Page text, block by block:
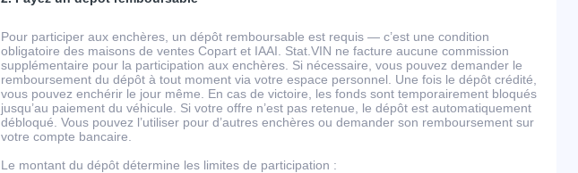
Pour participer aux enchères, un dépôt remboursable est requis — c’est une condition
obligatoire des maisons de ventes Copart et IAAI. Stat.VIN ne facture aucune commission
supplémentaire pour la participation aux enchères. Si nécessaire, vous pouvez demander le
remboursement du dépôt à tout moment via votre espace personnel. Une fois le dépôt crédité,
vous pouvez enchérir le jour même. En cas de victoire, les fonds sont temporairement bloqués
jusqu’au paiement du véhicule. Si votre offre n’est pas retenue, le dépôt est automatiquement
débloqué. Vous pouvez l’utiliser pour d’autres enchères ou demander son remboursement sur
votre compte bancaire.
Le montant du dépôt détermine les limites de participation :